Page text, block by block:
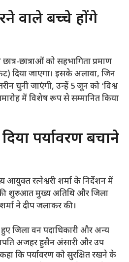
वाले बच्चे होंगे
छात्राओं को सहभागिता प्रमाण
दिया जाएगा। इसके अलावा, जिन
चुनी जाएंगी, उन्हें 5 जून को ‘विश्व
में विशेष रूप से सम्मानित किया
पर्यावरण बचाने
आयुक्त रत्नेश्वरी शर्मा के निर्देशन में
शुरुआत मुख्य अतिथि और जिला
ने दीप जलाकर की।
जिला वन पदाधिकारी और अन्य
अजहर हुसैन अंसारी और उप
कि पर्यावरण को सुरक्षित रखने के